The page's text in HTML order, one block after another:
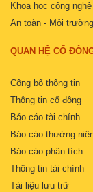
Khoa học công nghệ
An toàn - Môi trường
QUAN HỆ CỔ
Công bố thông tin
Thông tin cổ đông
Báo cáo tài chính
Báo cáo thường
Báo cáo phân tích
Thông tin tài chính
Tài liệu lưu trữ